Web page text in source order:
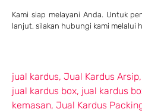
Kami siap melayani Anda. Untuk
lanjut, silakan hubungi kami melalui
jual kardus, Jual Kardus Arsip,
jual kardus box, jual kardus
kemasan, Jual Kardus